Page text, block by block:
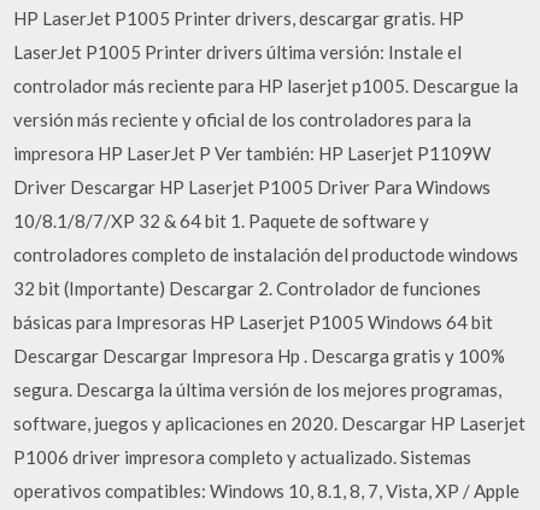
HP LaserJet P1005 Printer drivers, descargar gratis. HP
LaserJet P1005 Printer drivers última versión: Instale el
controlador más reciente para HP laserjet p1005. Descargue la
versión más reciente y oficial de los controladores para la
impresora HP LaserJet P Ver también: HP Laserjet P1109W
Driver Descargar HP Laserjet P1005 Driver Para Windows
10/8.1/8/7/XP 32 & 64 bit 1. Paquete de software y
controladores completo de instalación del productode windows
32 bit (Importante) Descargar 2. Controlador de funciones
básicas para Impresoras HP Laserjet P1005 Windows 64 bit
Descargar Descargar Impresora Hp . Descarga gratis y 100%
segura. Descarga la última versión de los mejores programas,
software, juegos y aplicaciones en 2020. Descargar HP Laserjet
P1006 driver impresora completo y actualizado. Sistemas
operativos compatibles: Windows 10, 8.1, 8, 7, Vista, XP / Apple